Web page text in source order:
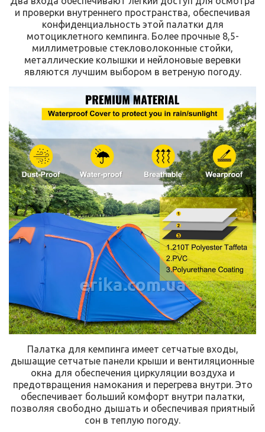
и проверки внутреннего пространства, обеспечивая
конфиденциальность этой палатки для
мотоциклетного кемпинга. Более прочные 8,5-
миллиметровые стекловолоконные стойки,
металлические колышки и нейлоновые веревки
являются лучшим выбором в ветреную погоду.
erika.com.ua
Палатка для кемпинга имеет сетчатые входы,
дышащие сетчатые панели крыши и вентиляционные
окна для обеспечения циркуляции воздуха и
предотвращения намокания и перегрева внутри. Это
обеспечивает больший комфорт внутри палатки,
позволяя свободно дышать и обеспечивая приятный
сон в теплую погоду.